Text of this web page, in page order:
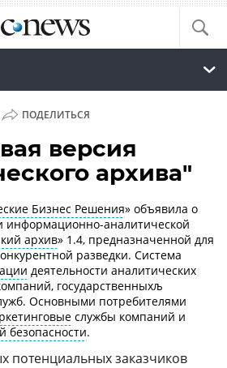
ПОДЕЛИТЬСЯ
версия
архива"
Бизнес Решения» объявила о
информационно-аналитической
архив» 1.4, предназначенной для
разведки. Система
деятельности аналитических
государственныхљ
Основными потребителями
службы компаний и
безопасности.
потенциальных заказчиков